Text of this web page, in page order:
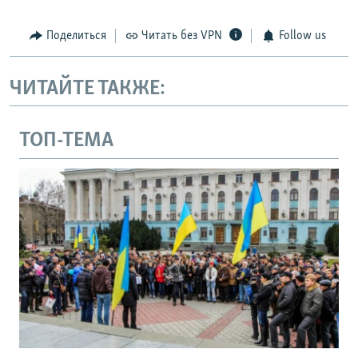
Поделиться Читать без VPN Follow us
ЧИТАЙТЕ ТАКЖЕ:
ТОП-ТЕМА